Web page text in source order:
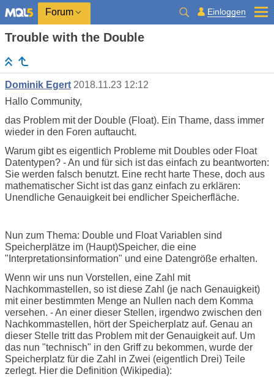
Forum Einloggen
Trouble with the Double
Dominik Egert 2018.11.23 12:12
Hallo Community,
das Problem mit der Double (Float). Ein Thame, dass immer
wieder in den Foren auftaucht.
Warum gibt es eigentlich Probleme mit Doubles oder Float
Datentypen? - An und für sich ist das einfach zu beantworten:
Sie werden falsch benutzt. Eine recht harte These, doch aus
mathematischer Sicht ist das ganz einfach zu erklären:
Unendliche Genauigkeit bei endlicher Speicherfläche.
Nun zum Thema: Double und Float Variablen sind
Speicherplätze im (Haupt)Speicher, die eine
"Interpretationsinformation" und eine Datengröße erhalten.
Wenn wir uns nun Vorstellen, eine Zahl mit
Nachkommastellen, so ist diese Zahl (je nach Genauigkeit)
mit einer bestimmten Menge an Nullen nach dem Komma
versehen. - An einer dieser Stellen, irgendwo zwischen den
Nachkommastellen, hört der Speicherplatz auf. Genau an
dieser Stelle tritt das Problem mit der Genauigkeit auf. Um
das nun "technisch" in den Griff zu bekommen, wurde der
Speicherplatz für die Zahl in Zwei (eigentlich Drei) Teile
zerlegt. Hier die Definition (Wikipedia):